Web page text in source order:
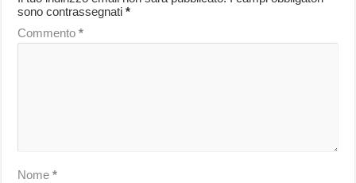
sono contrassegnati*
Commento*
Nome*